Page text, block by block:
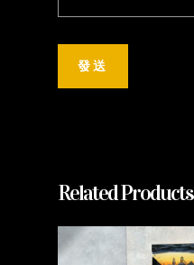
Related Products